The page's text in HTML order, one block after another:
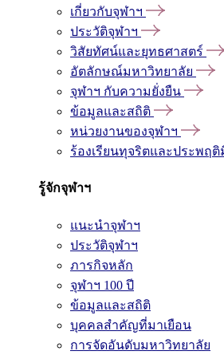
เกี่ยวกับจุฬาฯ
ประวัติจุฬาฯ
วิสัยทัศน์และยุทธศาสตร์
อัตลักษณ์มหาวิทยาลัย
จุฬาฯ กับความยั่งยืน
ข้อมูลและสถิติ
หน่วยงานของจุฬาฯ
ร้องเรียนทุจริตและประพฤ
รู้จักจุฬาฯ
แนะนำจุฬาฯ
ประวัติจุฬาฯ
ภารกิจหลัก
จุฬาฯ 100 ปี
ข้อมูลและสถิติ
บุคคลสำคัญที่มาเยือน
การจัดอันดับมหาวิทยาลัย